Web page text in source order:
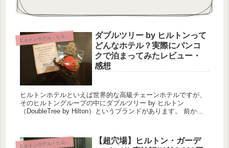
ヒルトンホテル・ヒルトンオナーズ
ダブルツリー by ヒルトンって
どんなホテル？実際にバンコ
クで泊まってみたレビュー・
感想
ヒルトンホテルといえば世界的な高級チェーンホテルですが、
そのヒルトングループの中にダブルツリー by ヒルトン
（DoubleTree by Hilton）というブランドがあります。 前から
ヒルトンホテル・ヒルトンオナーズ
【超穴場】ヒルトン・ガーデ